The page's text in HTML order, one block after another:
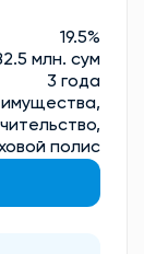
19.5%
млн. сум
3 года
имущества,
полис